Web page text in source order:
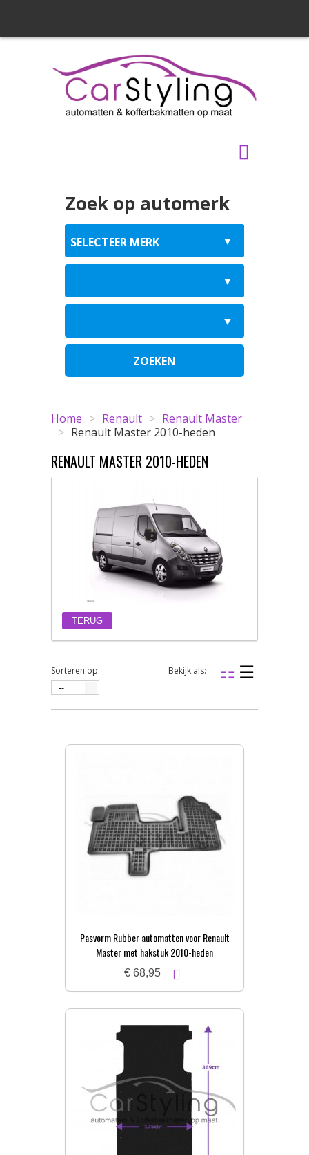
Zoek op automerk
ZOEKEN
Home > Renault > Renault Master
> Renault Master 2010-heden
RENAULT MASTER 2010-HEDEN
TERUG
Sorteren op:
--
Bekijk als:
Pasvorm Rubber automatten voor Renault
Master met hakstuk 2010-heden
€ 68,95